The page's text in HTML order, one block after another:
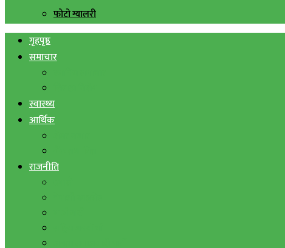
फोटो ग्यालरी
गृहपृष्ठ
समाचार
स्वास्थ्य
आर्थिक
राजनीति